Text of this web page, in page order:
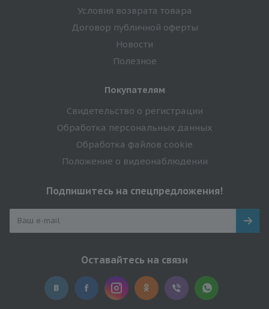
Условия возврата товара
Договор публичной оферты
Новости
Полезное
Покупателям
Свидетельство о регистрации
Обработка персональных данных
Обработка файлов cookie
Положение о видеонаблюдении
Подпишитесь на спецпредложения!
Оставайтесь на связи